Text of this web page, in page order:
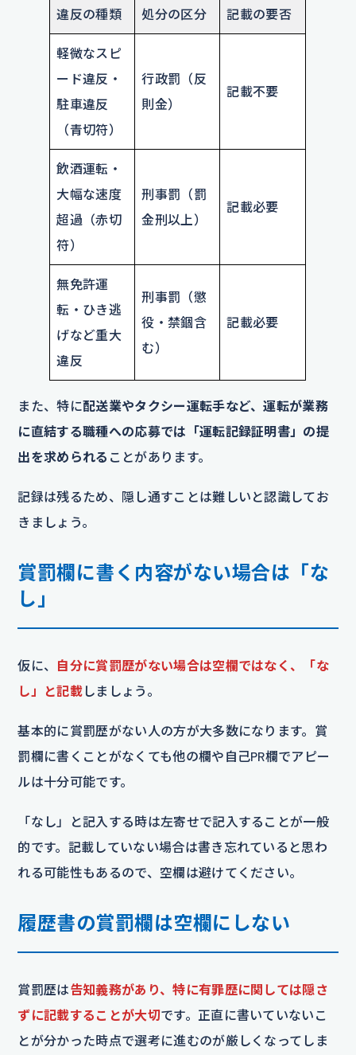
違反の種類 処分の区分 記載の要否
軽微なスピ
ード違反・
駐車違反
（青切符）
行政罰（反
則金）
記載不要
飲酒運転・
大幅な速度
超過（赤切
符）
刑事罰（罰
金刑以上）
記載必要
無免許運
転・ひき逃
げなど重大
違反
刑事罰（懲
役・禁錮含
む）
記載必要
また、特に配送業やタクシー運転手など、運転が業務
に直結する職種への応募では「運転記録証明書」の提
出を求められる ことがあります。
記録は残るため、隠し通すことは難しいと認識してお
きましょう。
賞罰欄に書く内容がない場合は「な
し」
仮に、 自分に賞罰歴がない場合は空欄ではなく、「な
し」と記載 しましょう。
基本的に賞罰歴がない人の方が大多数になります。賞
罰欄に書くことがなくても他の欄や自己PR欄でアピー
ルは十分可能です。
「なし」と記入する時は左寄せで記入することが一般
的です。記載していない場合は書き忘れていると思わ
れる可能性もあるので、空欄は避けてください。
履歴書の賞罰欄は空欄にしない
賞罰歴は告知義務があり、特に有罪歴に関しては隠さ
ずに記載することが大切です。正直に書いていないこ
とが分かった時点で選考に進むのが厳しくなってしま